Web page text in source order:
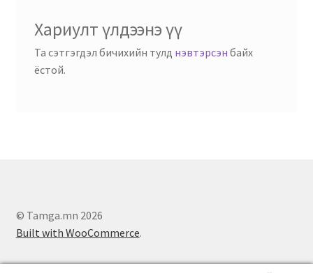
Хариулт үлдээнэ үү
Та сэтгэгдэл бичихийн тулд нэвтэрсэн байх
ёстой.
© Tamga.mn 2026
Built with WooCommerce.